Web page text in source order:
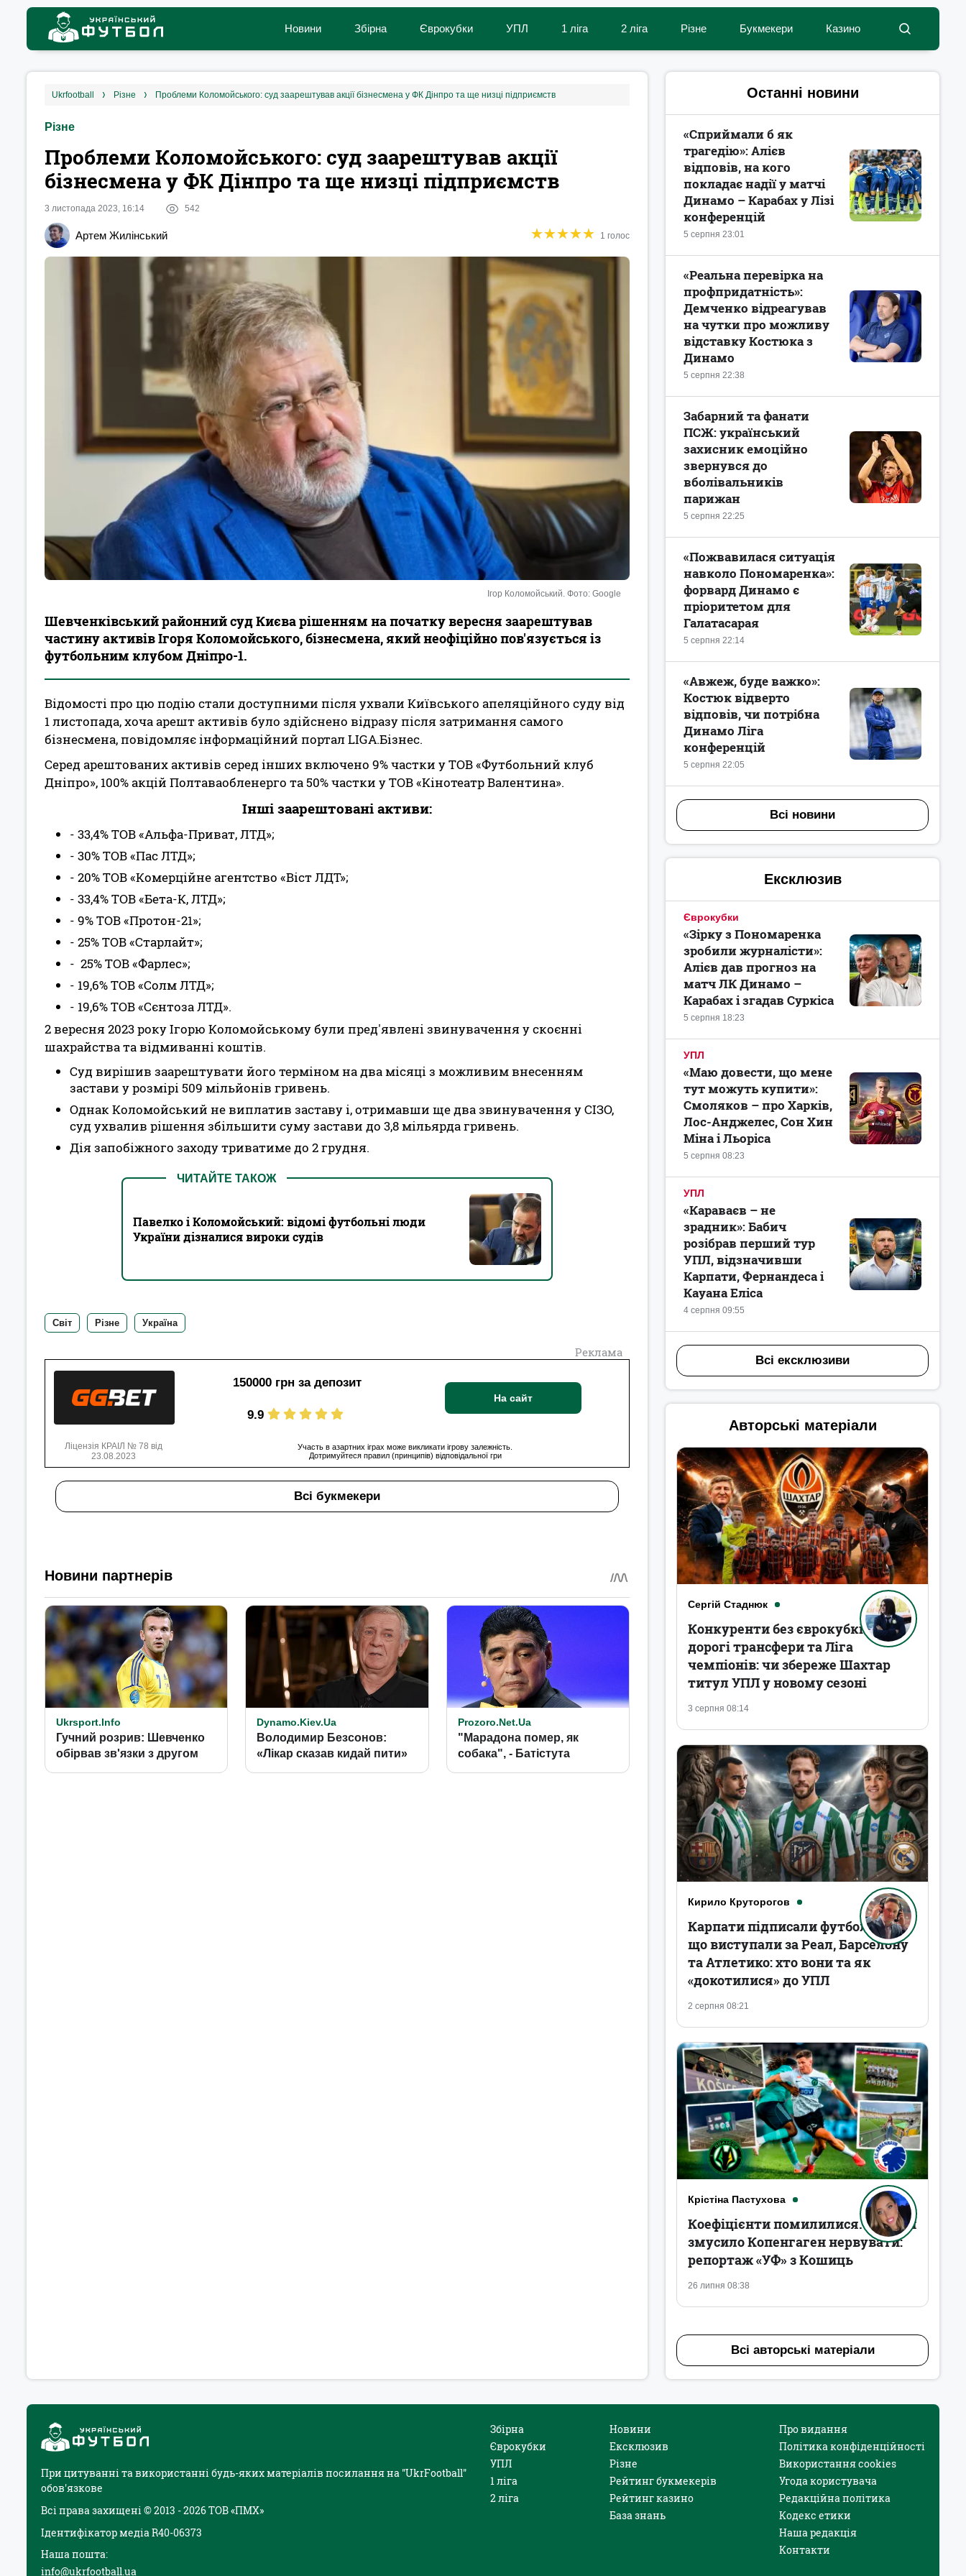
Новини Збірна Єврокубки УПЛ 1 ліга 2 ліга Різне Букмекери Казино
ukrfootball різне Проблеми Коломойського: суд заарештував акції бізнесмена у ФК Дінпро та ще низці підприємств
Різне
Проблеми Коломойського: суд заарештував акції
бізнесмена у ФК Дінпро та ще низці підприємств
3 листопада 2023, 16:14 542
Артем Жилінський ★★★★★
★★★★★ 1 голос
Ігор Коломойський. Фото: Google
Шевченківський районний суд Києва рішенням на початку вересня заарештував
частину активів Ігоря Коломойського, бізнесмена, який неофіційно пов'язується із
футбольним клубом Дніпро-1.
Відомості про цю подію стали доступними після ухвали Київського апеляційного суду від
1 листопада, хоча арешт активів було здійснено відразу після затримання самого
бізнесмена, повідомляє інформаційний портал LIGA.Бізнес.
Серед арештованих активів серед інших включено 9% частки у ТОВ «Футбольний клуб
Дніпро», 100% акцій Полтаваобленерго та 50% частки у ТОВ «Кінотеатр Валентина».
Інші заарештовані активи:
- 33,4% ТОВ «Альфа-Приват, ЛТД»;
- 30% ТОВ «Пас ЛТД»;
- 20% ТОВ «Комерційне агентство «Віст ЛДТ»;
- 33,4% ТОВ «Бета-К, ЛТД»;
- 9% ТОВ «Протон-21»;
- 25% ТОВ «Старлайт»;
- 25% ТОВ «Фарлес»;
- 19,6% ТОВ «Солм ЛТД»;
- 19,6% ТОВ «Сєнтоза ЛТД».
2 вересня 2023 року Ігорю Коломойському були пред'явлені звинувачення у скоєнні
шахрайства та відмиванні коштів.
Суд вирішив заарештувати його терміном на два місяці з можливим внесенням
застави у розмірі 509 мільйонів гривень.
Однак Коломойський не виплатив заставу і, отримавши ще два звинувачення у СІЗО,
суд ухвалив рішення збільшити суму застави до 3,8 мільярда гривень.
Дія запобіжного заходу триватиме до 2 грудня.
ЧИТАЙТЕ ТАКОЖ
Павелко і Коломойський: відомі футбольні люди
України дізналися вироки судів
Світ Різне Україна
Реклама
150000 грн за депозит
9.9
На сайт
Ліцензія КРАІЛ № 78 від
23.08.2023
Участь в азартних іграх може викликати ігрову залежність.
Дотримуйтеся правил (принципів) відповідальної гри
Всі букмекери
Останні новини
5 серпня 23:01
«Сприймали б як
трагедію»: Алієв
відповів, на кого
покладає надії у матчі
Динамо – Карабах у Лізі
конференцій
5 серпня 22:38
«Реальна перевірка на
профпридатність»:
Демченко відреагував
на чутки про можливу
відставку Костюка з
Динамо
5 серпня 22:25
Забарний та фанати
ПСЖ: український
захисник емоційно
звернувся до
вболівальників
парижан
5 серпня 22:14
«Пожвавилася ситуація
навколо Пономаренка»:
форвард Динамо є
пріоритетом для
Галатасарая
5 серпня 22:05
«Авжеж, буде важко»:
Костюк відверто
відповів, чи потрібна
Динамо Ліга
конференцій
Всі новини
Ексклюзив
Єврокубки
5 серпня 18:23
«Зірку з Пономаренка
зробили журналісти»:
Алієв дав прогноз на
матч ЛК Динамо –
Карабах і згадав Суркіса
УПЛ
5 серпня 08:23
«Маю довести, що мене
тут можуть купити»:
Смоляков – про Харків,
Лос-Анджелес, Сон Хин
Міна і Льоріса
УПЛ
4 серпня 09:55
«Караваєв – не
зрадник»: Бабич
розібрав перший тур
УПЛ, відзначивши
Карпати, Фернандеса і
Кауана Еліса
Всі ексклюзиви
Авторські матеріали
Сергій Стаднюк
3 серпня 08:14
Конкуренти без єврокубків,
дорогі трансфери та Ліга
чемпіонів: чи збереже Шахтар
титул УПЛ у новому сезоні
Кирило Круторогов
2 серпня 08:21
Карпати підписали футболістів,
що виступали за Реал, Барселону
та Атлетико: хто вони та як
«докотилися» до УПЛ
Крістіна Пастухова
26 липня 08:38
Коефіцієнти помилилися. Полісся
змусило Копенгаген нервувати:
репортаж «УФ» з Кошиць
Всі авторські матеріали
При цитуванні та використанні будь-яких матеріалів посилання на "UkrFootball"
обов'язкове
Всі права захищені © 2013 - 2026 ТОВ «ПМХ»
Ідентифікатор медіа R40-06373
Наша пошта:
info@ukrfootball.ua
Збірна
Єврокубки
УПЛ
1 ліга
2 ліга
Новини
Ексклюзив
Різне
Рейтинг букмекерів
Рейтинг казино
База знань
Про видання
Політика конфіденційності
Використання cookies
Угода користувача
Редакційна політика
Кодекс етики
Наша редакція
Контакти